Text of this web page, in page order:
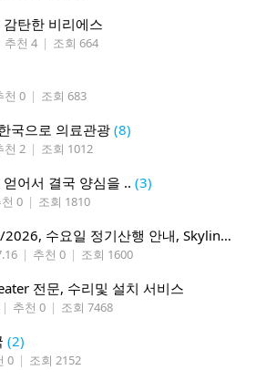
탄한 비리에스
추천 4 | 조회 664
천 0 | 조회 683
국으로 의료관광 (8)
천 2 | 조회 1012
어서 결국 양심을 .. (3)
0 | 조회 1810
*시애틀 산악회, 7/22/2026, 수요일 정기산행 안내, Skyline Trail Loop(Mt. Rainier)*
| 추천 0 | 조회 1600
전문, 수리및 설치 서비스
| 추천 0 | 조회 7468
(2)
0 | 조회 2152